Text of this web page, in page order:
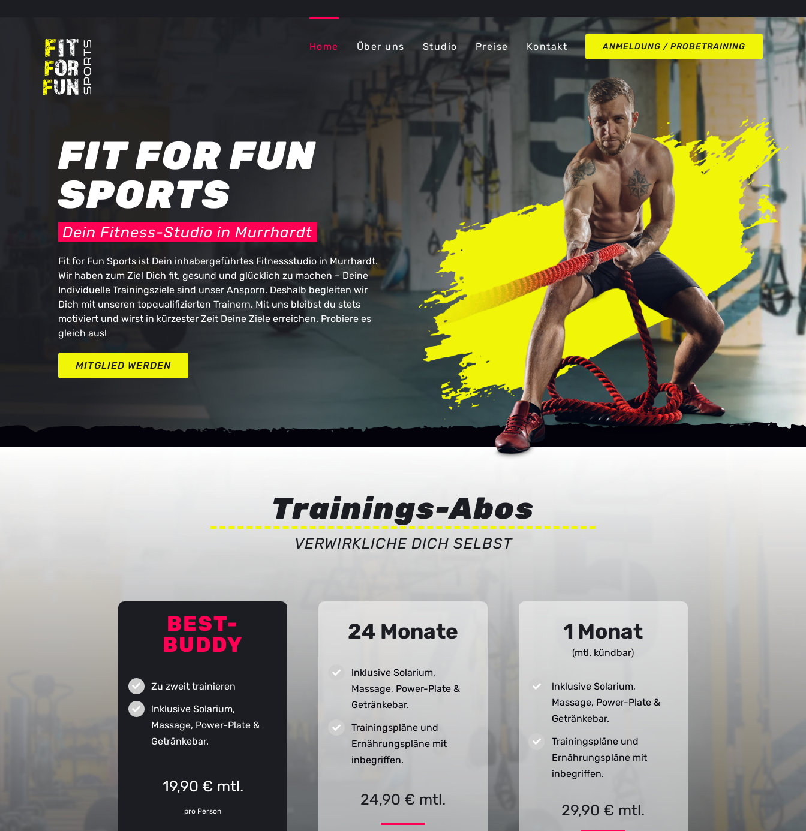
Home Über uns Studio Preise Kontakt ANMELDUNG / PROBETRAINING
FIT FOR FUN
SPORTS
Dein Fitness-Studio in Murrhardt
Fit for Fun Sports ist Dein inhabergeführtes Fitnessstudio in Murrhardt.
Wir haben zum Ziel Dich fit, gesund und glücklich zu machen – Deine
Individuelle Trainingsziele sind unser Ansporn. Deshalb begleiten wir
Dich mit unseren topqualifizierten Trainern. Mit uns bleibst du stets
motiviert und wirst in kürzester Zeit Deine Ziele erreichen. Probiere es
gleich aus!
MITGLIED WERDEN
Trainings-Abos
VERWIRKLICHE DICH SELBST
BEST-
BUDDY
Zu zweit trainieren
lnklusive Solarium,
Massage, Power-Plate &
Getränkebar.
19,90 € mtl.
pro Person
24 Monate
lnklusive Solarium,
Massage, Power-Plate &
Getränkebar.
Trainingspläne und
Ernährungspläne mit
inbegriffen.
24,90 € mtl.
1 Monat
(mtl. kündbar)
lnklusive Solarium,
Massage, Power-Plate &
Getränkebar.
Trainingspläne und
Ernährungspläne mit
inbegriffen.
29,90 € mtl.